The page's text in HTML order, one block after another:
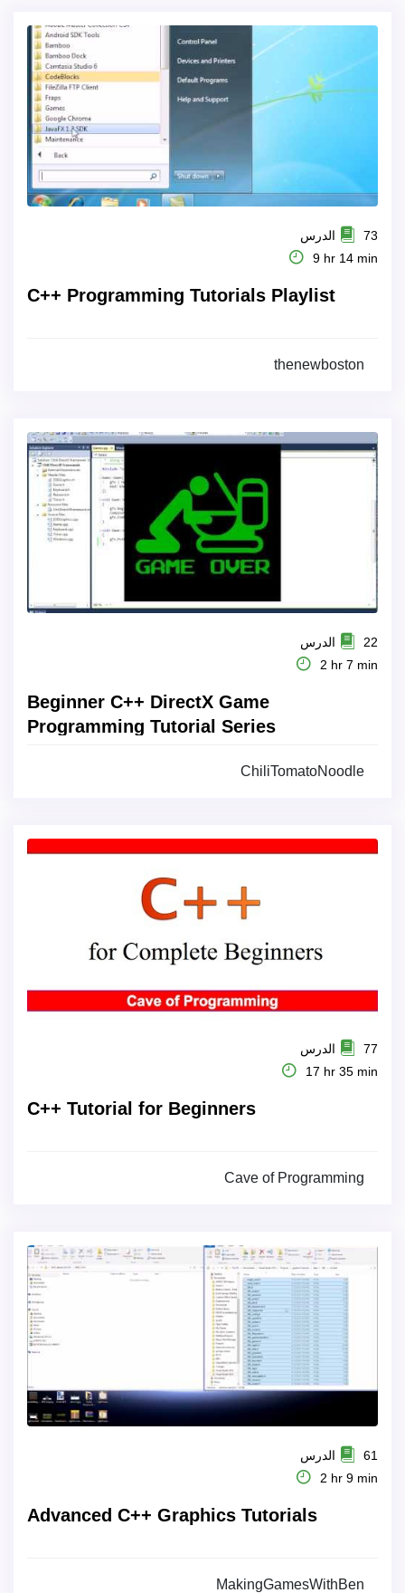
73 الدرس
9 hr 14 min
C++ Programming Tutorials Playlist
thenewboston
22 الدرس
2 hr 7 min
Beginner C++ DirectX Game
Programming Tutorial Series
ChiliTomatoNoodle
77 الدرس
17 hr 35 min
C++ Tutorial for Beginners
Cave of Programming
61 الدرس
2 hr 9 min
Advanced C++ Graphics Tutorials
MakingGamesWithBen